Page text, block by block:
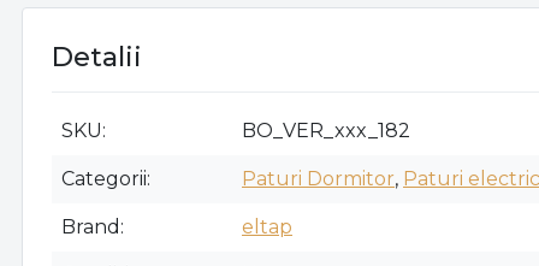
Detalii
SKU BO_VER_xxx_182
Categorii Paturi Dormitor, Paturi
Brand eltap